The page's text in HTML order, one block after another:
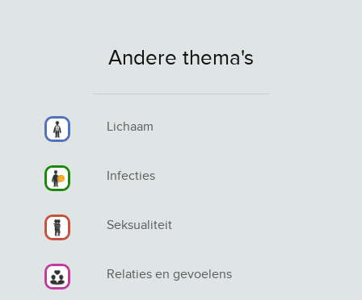
Andere thema's
Lichaam
Infecties
Seksualiteit
Relaties en gevoelens